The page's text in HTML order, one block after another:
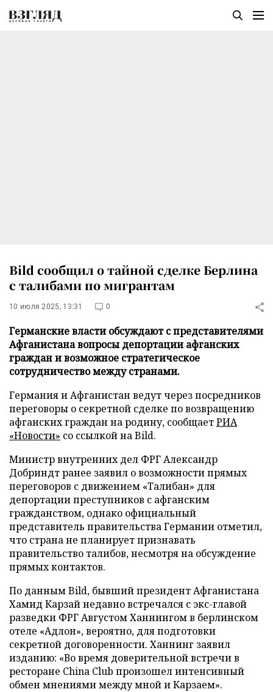
Bild сообщил о тайной сделке Берлина
с талибами по мигрантам
10 июля 2025, 13:31 0
Германские власти обсуждают с представителями
Афганистана вопросы депортации афганских
граждан и возможное стратегическое
сотрудничество между странами.
Германия и Афганистан ведут через посредников
переговоры о секретной сделке по возвращению
афганских граждан на родину, сообщаетРИА
«Новости» со ссылкой на Bild.
Министр внутренних дел ФРГ Александр
Добриндт ранее заявил о возможности прямых
переговоров с движением «Талибан» для
депортации преступников с афганским
гражданством, однако официальный
представитель правительства Германии отметил,
что страна не планирует признавать
правительство талибов, несмотря на обсуждение
прямых контактов.
По данным Bild, бывший президент Афганистана
Хамид Карзай недавно встречался с экс-главой
разведки ФРГ Августом Ханнингом в берлинском
отеле «Адлон», вероятно, для подготовки
секретной договоренности. Ханнинг заявил
изданию: «Во время доверительной встречи в
ресторане China Club произошел интенсивный
обмен мнениями между мной и Карзаем».